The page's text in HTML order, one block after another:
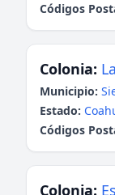
Códigos
Colonia:
Municipio:
Estado:
Códigos
Colonia: